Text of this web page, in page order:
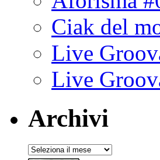
Ciak del
Live
Live
Archivi
Archivi